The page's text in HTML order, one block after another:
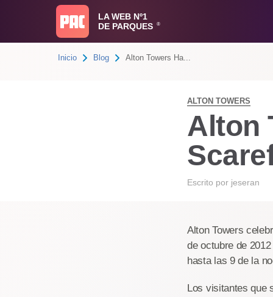
LA WEB Nº1
DE PARQUES
®
Inicio Blog Alton Towers Ha...
ALTON TOWERS
Alton
Escrito por jeseran
Alton Towers
de octubre de
hasta las 9 de la
Los visitantes que